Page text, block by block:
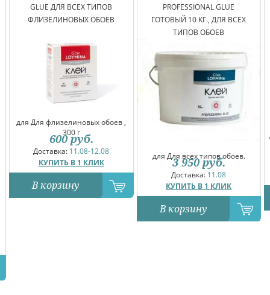
GLUE ДЛЯ ВСЕХ ТИПОВ
ФЛИЗЕЛИНОВЫХ ОБОЕВ
для Для флизелиновых обоев ,
300 г
Доставка: 11.08-12.08
КУПИТЬ В 1 КЛИК
600 руб.
В корзину
PROFESSIONAL GLUE
ГОТОВЫЙ 10 КГ., ДЛЯ ВСЕХ
ТИПОВ ОБОЕВ
для Для всех типов обоев.
Доставка: 11.08
КУПИТЬ В 1 КЛИК
3 950 руб.
В корзину